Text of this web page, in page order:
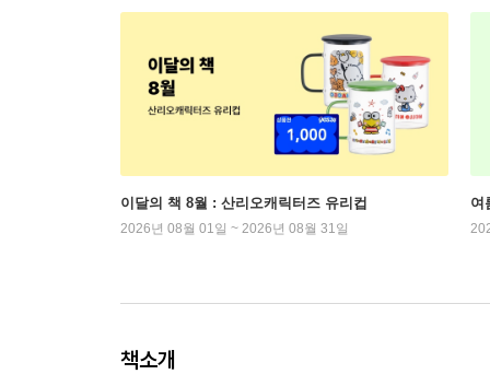
이달의 책 8월 : 산리오캐릭터즈 유리컵
2026년 08월 01일 ~ 2026년 08월 31일
여
책소개